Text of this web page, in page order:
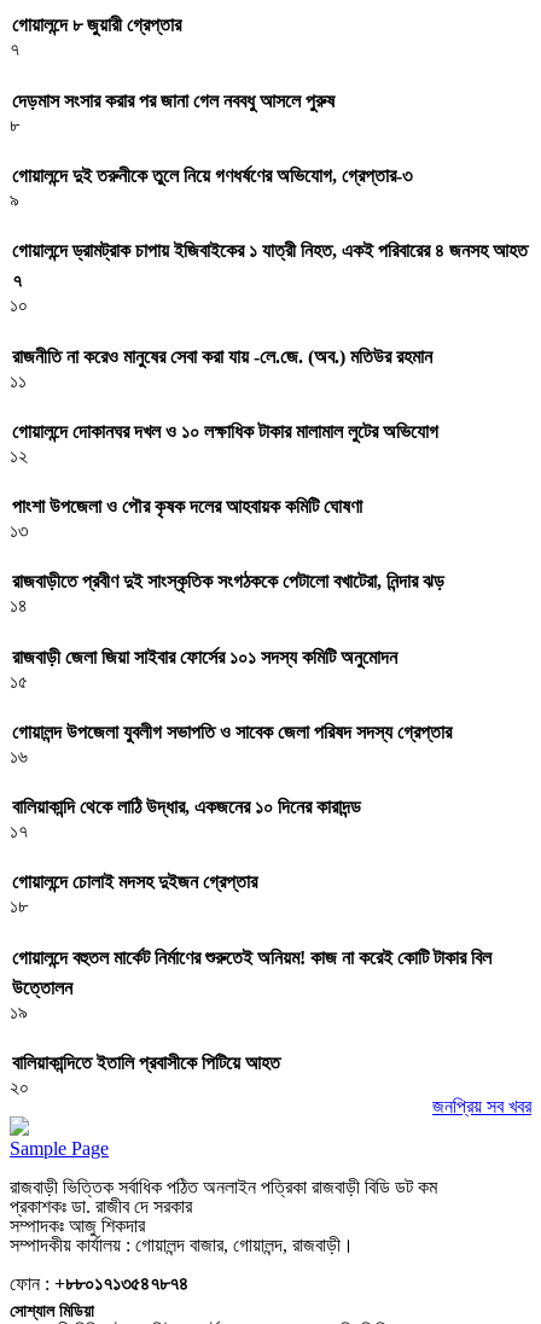
গোয়ালন্দে ৮ জুয়ারী গ্রেপ্তার
৭
দেড়মাস সংসার করার পর জানা গেল নববধু আসলে পুরুষ
৮
গোয়ালন্দে দুই তরুনীকে তুলে নিয়ে গণধর্ষণের অভিযোগ, গ্রেপ্তার-৩
৯
গোয়ালন্দে ড্রামট্রাক চাপায় ইজিবাইকের ১ যাত্রী নিহত, একই পরিবারের ৪ জনসহ আহত
৭
১০
রাজনীতি না করেও মানুষের সেবা করা যায় -লে.জে. (অব.) মতিউর রহমান
১১
গোয়ালন্দে দোকানঘর দখল ও ১০ লক্ষাধিক টাকার মালামাল লুটের অভিযোগ
১২
পাংশা উপজেলা ও পৌর কৃষক দলের আহবায়ক কমিটি ঘোষণা
১৩
রাজবাড়ীতে প্রবীণ দুই সাংস্কৃতিক সংগঠককে পেটালো বখাটেরা, নিন্দার ঝড়
১৪
রাজবাড়ী জেলা জিয়া সাইবার ফোর্সের ১০১ সদস্য কমিটি অনুমোদন
১৫
গোয়ালন্দ উপজেলা যুবলীগ সভাপতি ও সাবেক জেলা পরিষদ সদস্য গ্রেপ্তার
১৬
বালিয়াকান্দি থেকে লাঠি উদ্ধার, একজনের ১০ দিনের কারাদন্ড
১৭
গোয়ালন্দে চোলাই মদসহ দুইজন গ্রেপ্তার
১৮
গোয়ালন্দে বহুতল মার্কেট নির্মাণের শুরুতেই অনিয়ম! কাজ না করেই কোটি টাকার বিল
উত্তোলন
১৯
বালিয়াকান্দিতে ইতালি প্রবাসীকে পিটিয়ে আহত
২০
জনপ্রিয় সব খবর
Sample Page
রাজবাড়ী ভিত্তিক সর্বাধিক পঠিত অনলাইন পত্রিকা রাজবাড়ী বিডি ডট কম
প্রকাশকঃ ডা. রাজীব দে সরকার
সম্পাদকঃ আজু শিকদার
সম্পাদকীয় কার্যালয় : গোয়ালন্দ বাজার, গোয়ালন্দ, রাজবাড়ী।
ফোন : +৮৮০১৭১৩৫৪৭৮৭৪
সোশ্যাল মিডিয়া